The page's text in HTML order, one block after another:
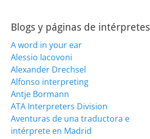
Blogs y páginas de intérpretes
A word in your ear
Alessio Iacovoni
Alexander Drechsel
Alfonso interpreting
Antje Bormann
ATA Interpreters Division
Aventuras de una traductora e
intérprete en Madrid